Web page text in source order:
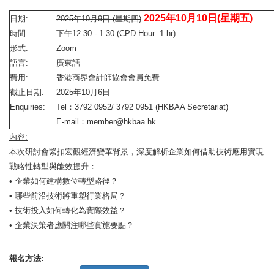
日期: 2025年10月9日 (星期四) 2025年10月10日(星期五)
時間:
下午12:30 - 1:30 (CPD Hour: 1 hr)
形式:
Zoom
語言:
廣東話
費用:
香港商界會計師協會會員免費
截止日期:
2025年10月6日
Enquiries:
Tel：3792 0952/ 3792 0951 (HKBAA Secretariat)
E-mail：member@hkbaa.hk
內容:
本次研討會緊扣宏觀經濟變革背景，深度解析企業如何借助技術應用實現
戰略性轉型與能效提升：
• 企業如何建構數位轉型路徑？
• 哪些前沿技術將重塑行業格局？
• 技術投入如何轉化為實際效益？
• 企業決策者應關注哪些實施要點？
報名方法: